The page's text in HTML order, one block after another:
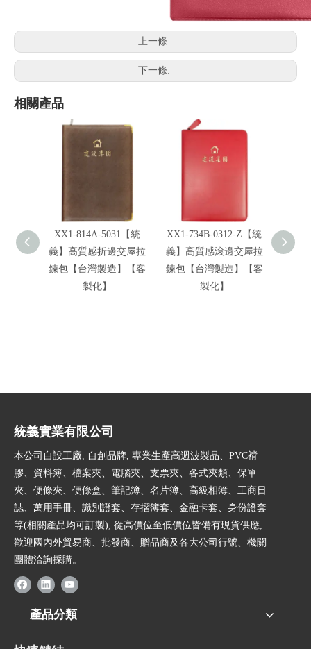
上一條:
下一條:
相關產品
XX1-814A-5031【統
義】高質感折邊交屋拉
鍊包【台灣製造】【客
製化】
XX1-734B-0312-Z【統
義】高質感滾邊交屋拉
鍊包【台灣製造】【客
製化】
義】
統義實業有限公司
本公司自設工廠, 自創品牌, 專業生產高週波製品、PVC褙
膠、資料簿、檔案夾、電腦夾、支票夾、各式夾類、保單
夾、便條夾、便條盒、筆記簿、名片簿、高級相簿、工商日
誌、萬用手冊、識別證套、存摺簿套、金融卡套、身份證套
等(相關產品均可訂製), 從高價位至低價位皆備有現貨供應,
歡迎國內外貿易商、批發商、贈品商及各大公司行號、機關
團體洽詢採購。
產品分類